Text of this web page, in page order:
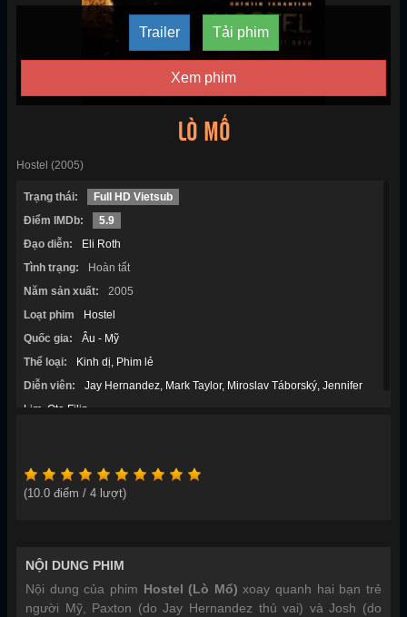
Trailer Tải phim
Xem phim
LÒ MỔ
Hostel (2005)
Trạng thái:
Full HD Vietsub
Điểm IMDb:
5.9
Đạo diễn:
Eli Roth
Tình trạng:
Hoàn tất
Năm sản xuất:
2005
Loạt phim
Hostel
Quốc gia:
Âu - Mỹ
Thể loại:
Kinh dị
Phim lẻ
Diễn viên:
Jay Hernandez Mark Taylor Miroslav Táborský Jennifer
Lim Ota Filip
(10.0 điểm / 4 lượt)
NỘI DUNG PHIM
Nội dung của phim Hostel (Lò Mổ) xoay quanh hai bạn trẻ
người Mỹ, Paxton (do Jay Hernandez thủ vai) và Josh (do